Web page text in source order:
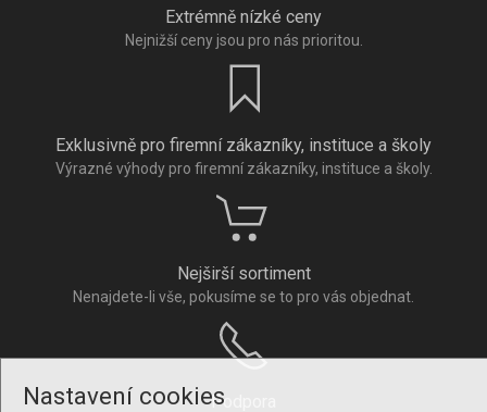
Nastavení cookies
Extrémně nízké ceny
Nejnižší ceny jsou pro nás prioritou.
Exklusivně pro firemní zákazníky, instituce a školy
Výrazné výhody pro firemní zákazníky, instituce a školy.
Nejširší sortiment
Nenajdete-li vše, pokusíme se to pro vás objednat.
Podpora